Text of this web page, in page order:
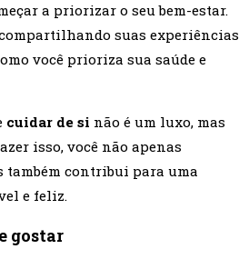
a priorizar o seu bem-estar.
suas experiências
você prioriza sua saúde e
cuidar de si não é um luxo, mas
isso, você não apenas
também contribui para uma
e feliz.
gostar